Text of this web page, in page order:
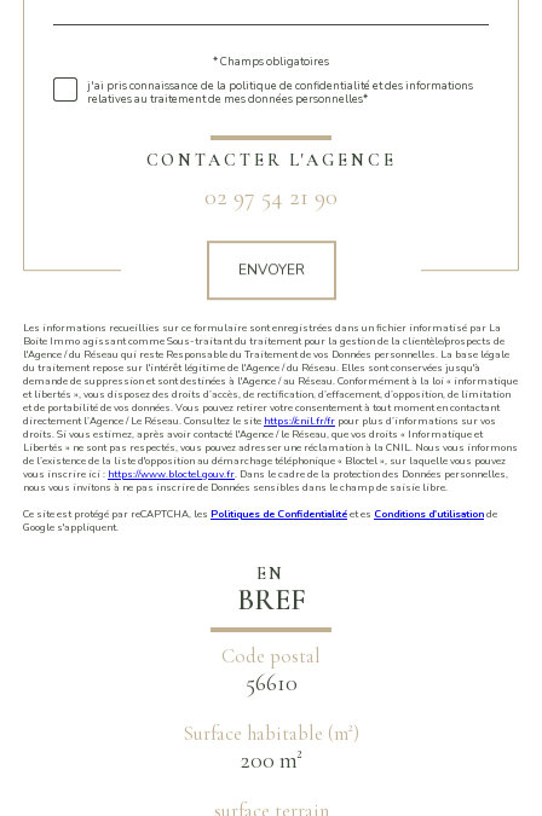
* Champs obligatoires
j'ai pris connaissance de la politique de confidentialité et des informations
relatives au traitement de mes données personnelles*
CONTACTER L'AGENCE
02 97 54 21 90
ENVOYER
Les informations recueillies sur ce formulaire sont enregistrées dans un fichier informatisé par La
Boite Immo agissant comme Sous-traitant du traitement pour la gestion de la clientèle/prospects de
l'Agence / du Réseau qui reste Responsable du Traitement de vos Données personnelles. La base légale
du traitement repose sur l'intérêt légitime de l'Agence / du Réseau. Elles sont conservées jusqu'à
demande de suppression et sont destinées à l'Agence / au Réseau. Conformément à la loi « informatique
et libertés », vous disposez des droits d’accès, de rectification, d’effacement, d’opposition, de limitation
et de portabilité de vos données. Vous pouvez retirer votre consentement à tout moment en contactant
directement l’Agence / Le Réseau. Consultez le site https://cnil.fr/fr pour plus d’informations sur vos
droits. Si vous estimez, après avoir contacté l'Agence / le Réseau, que vos droits « Informatique et
Libertés » ne sont pas respectés, vous pouvez adresser une réclamation à la CNIL. Nous vous informons
de l’existence de la liste d'opposition au démarchage téléphonique « Bloctel », sur laquelle vous pouvez
vous inscrire ici : https://www.bloctel.gouv.fr. Dans le cadre de la protection des Données personnelles,
nous vous invitons à ne pas inscrire de Données sensibles dans le champ de saisie libre.
Ce site est protégé par reCAPTCHA, les Politiques de Confidentialitéet es Conditions d'utilisationde
Google s'appliquent.
EN
BREF
Code postal
56610
Surface habitable (m²)
200 m²
surface terrain